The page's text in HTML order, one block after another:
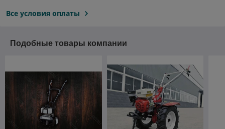
Все условия оплаты
Подобные товары компании